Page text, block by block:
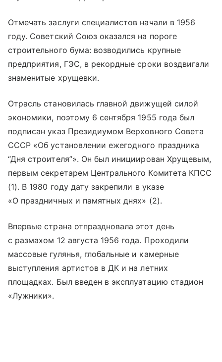
Отмечать заслуги специалистов начали в 1956
году. Советский Союз оказался на пороге
строительного бума: возводились крупные
предприятия, ГЭС, в рекордные сроки воздвигали
знаменитые хрущевки.
Отрасль становилась главной движущей силой
экономики, поэтому 6 сентября 1955 года был
подписан указ Президиумом Верховного Совета
СССР «Об установлении ежегодного праздника
“Дня строителя”». Он был инициирован Хрущевым,
первым секретарем Центрального Комитета КПСС
(1). В 1980 году дату закрепили в указе
«О праздничных и памятных днях» (2).
Впервые страна отпраздновала этот день
с размахом 12 августа 1956 года. Проходили
массовые гулянья, глобальные и камерные
выступления артистов в ДК и на летних
площадках. Был введен в эксплуатацию стадион
«Лужники».